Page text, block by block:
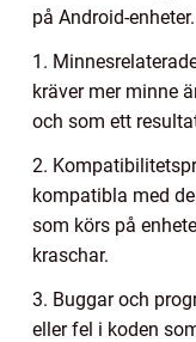
på Android-
1.
kräver mer minne
och som ett
2.
kompatibla med
som körs på
kraschar.
3. Buggar och
eller fel i koden